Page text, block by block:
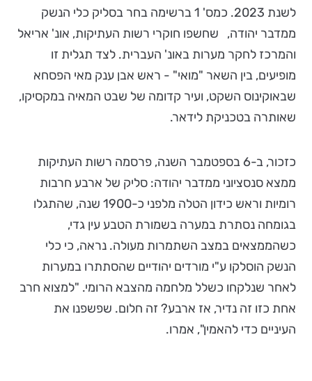
לשנת 2023. כמס' 1 ברשימה בחר בסליק כלי הנשק
ממדבר יהודה, שחשפו חוקרי רשות העתיקות, אונ' אריאל
והמרכז לחקר מערות באונ' העברית. לצד תגלית זו
מופיעים, בין השאר "מואי" - ראש אבן ענק מאי הפסחא
שבאוקינוס השקט, ועיר קדומה של שבט המאיה במקסיקו,
שאותרה בטכניקת לידאר.
כזכור, ב-6 בספטמבר השנה, פרסמה רשות העתיקות
ממצא סנסציוני ממדבר יהודה: סליק של ארבע חרבות
רומיות וראש כידון הטלה מלפני כ-1900 שנה, שהתגלו
בגומחה נסתרת במערה בשמורת הטבע עין גדי,
כשהממצאים במצב השתמרות מעולה. נראה, כי כלי
הנשק הוסלקו ע"י מורדים יהודיים שהסתתרו במערות
לאחר שנלקחו כשלל מלחמה מהצבא הרומי. "למצוא חרב
אחת כזו זה נדיר, אז ארבע? זה חלום. שפשפנו את
העיניים כדי להאמין", אמרו.